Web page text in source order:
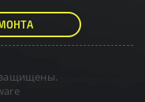
защищены.